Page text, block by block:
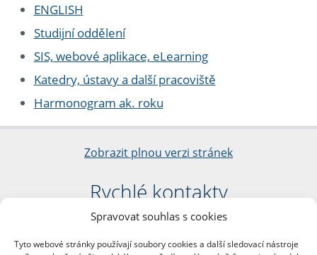
Spravovat souhlas s cookies
Tyto webové stránky používají soubory cookies a další sledovací nástroje
ENGLISH
Studijní oddělení
SIS, webové aplikace, eLearning
Katedry, ústavy a další pracoviště
Harmonogram ak. roku
Zobrazit plnou verzi stránek
Rychlé kontakty
Filozofická fakulta
nám. Jana Palacha 1/2